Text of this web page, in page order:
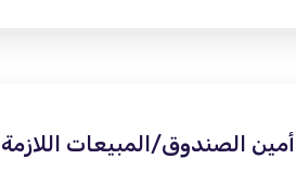
أمين الصندوق/المبيعات اللازمة -